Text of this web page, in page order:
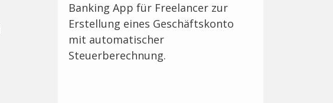
Banking App für Freelancer zur
Erstellung eines Geschäftskonto
mit automatischer
Steuerberechnung.